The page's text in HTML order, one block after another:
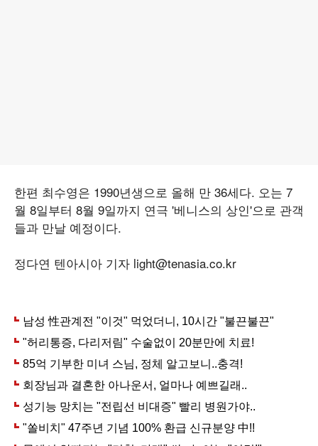
한편 최수영은 1990년생으로 올해 만 36세다. 오는 7
월 8일부터 8월 9일까지 연극 '베니스의 상인'으로 관객
들과 만날 예정이다.
정다연 텐아시아 기자 light@tenasia.co.kr